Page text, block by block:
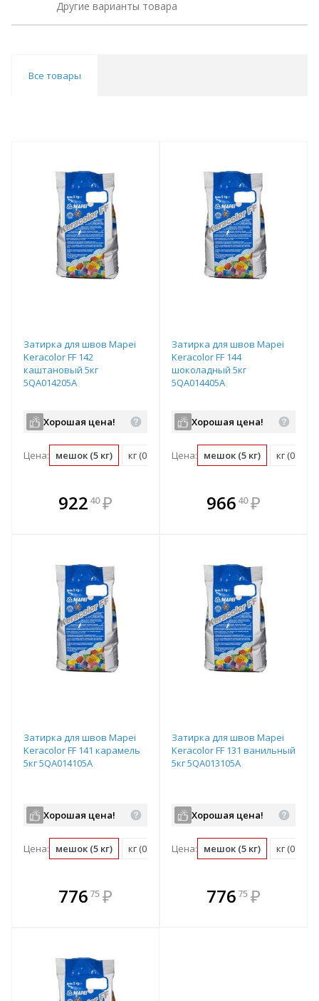
Другие варианты товара
Все товары
Затирка для швов Mapei
Keracolor FF 142
каштановый 5кг
5QA014205A
Хорошая цена!
Цена: мешок (5 кг) кг (0.2 мешок)
922 40 ₽
В комплекте
всегда выгоднее!
Затирка для швов Mapei
Keracolor FF 144
шоколадный 5кг
5QA014405A
Хорошая цена!
Цена: мешок (5 кг) кг (0.2
В комплекте
всегда выгоднее!
966 40 ₽
Затирка для швов Mapei
Keracolor FF 141 карамель
5кг 5QA014105A
Хорошая цена!
Цена: мешок (5 кг) кг (0.2 мешок)
776 75 ₽
В комплекте
всегда выгоднее!
Затирка для швов Mapei
Keracolor FF 131 ванильный
5кг 5QA013105A
Хорошая цена!
Цена: мешок (5 кг) кг (0.2
В комплекте
всегда выгоднее!
776 75 ₽